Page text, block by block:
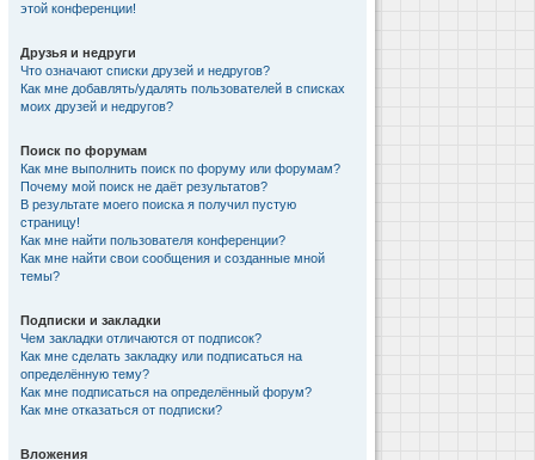
этой конференции!
Друзья и недруги
Что означают списки друзей и недругов?
Как мне добавлять/удалять пользователей в списках
моих друзей и недругов?
Поиск по форумам
Как мне выполнить поиск по форуму или форумам?
Почему мой поиск не даёт результатов?
В результате моего поиска я получил пустую
страницу!
Как мне найти пользователя конференции?
Как мне найти свои сообщения и созданные мной
темы?
Подписки и закладки
Чем закладки отличаются от подписок?
Как мне сделать закладку или подписаться на
определённую тему?
Как мне подписаться на определённый форум?
Как мне отказаться от подписки?
Вложения